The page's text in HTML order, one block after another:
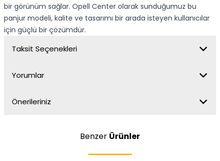
bir görünüm sağlar. Opell Center olarak sunduğumuz bu
panjur modeli, kalite ve tasarımı bir arada isteyen kullanıcılar
için güçlü bir çözümdür.
Taksit Seçenekleri
Yorumlar
Önerileriniz
Benzer Ürünler